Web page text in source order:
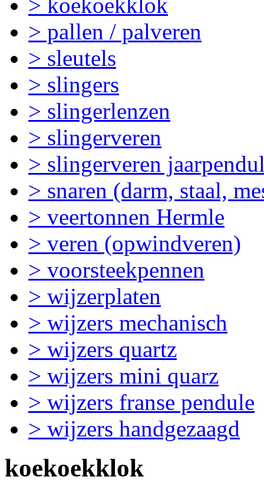
> pallen / palveren
> sleutels
> slingers
> slingerlenzen
> slingerveren
> slingerveren
> snaren (darm, staal,
> veertonnen Hermle
> veren (opwindveren)
> voorsteekpennen
> wijzerplaten
> wijzers mechanisch
> wijzers quartz
> wijzers mini quarz
> wijzers franse pendule
> wijzers handgezaagd
koekoekklok